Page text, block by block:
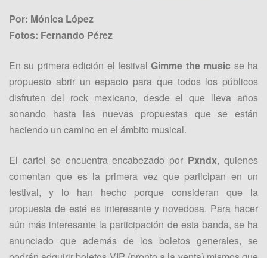
Por: Mónica López
Fotos: Fernando Pérez
En su primera edición el festivalGimme the music se ha
propuesto abrir un espacio para que todos los públicos
disfruten del rock mexicano, desde el que lleva años
sonando hasta las nuevas propuestas que se están
haciendo un camino en el ámbito musical.
El cartel se encuentra encabezado por Pxndx, quienes
comentan que es la primera vez que participan en un
festival, y lo han hecho porque consideran que la
propuesta de esté es interesante y novedosa. Para hacer
aún más interesante la participación de esta banda, se ha
anunciado que además de los boletos generales, se